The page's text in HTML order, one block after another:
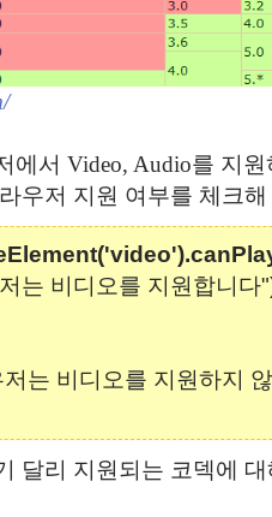
에서 Video, Audio를 지
우저 지원 여부를 체크
는 비디오를 지원합니다
는 비디오를 지원하지
달리 지원되는 코덱에